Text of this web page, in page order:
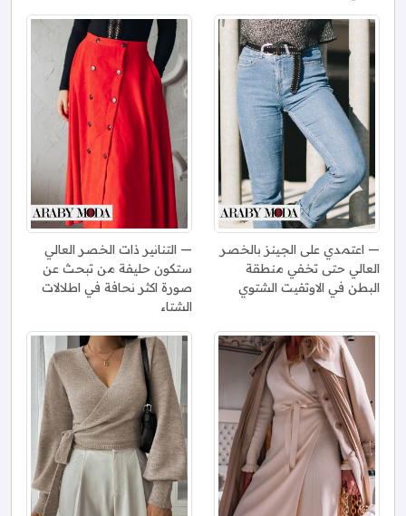
اعتمدي على الجينز بالخصر
العالي حتى تخفي منطقة
البطن في الاوتفيت الشتوي
التنانير ذات الخصر العالي
ستكون حليفة من تبحث عن
صورة اكثر نحافة في اطلالات
الشتاء